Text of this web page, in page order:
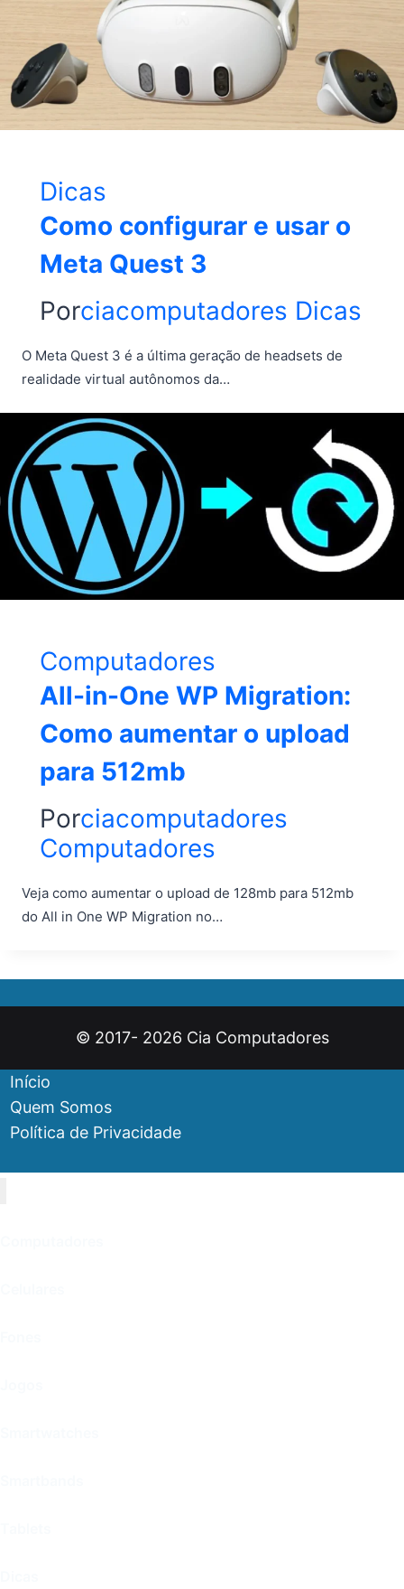
Dicas
Como configurar e usar o
Meta Quest 3
Porciacomputadores Dicas
O Meta Quest 3 é a última geração de headsets de
realidade virtual autônomos da…
Computadores
All-in-One WP Migration:
Como aumentar o upload
para 512mb
Porciacomputadores
Computadores
Veja como aumentar o upload de 128mb para 512mb
do All in One WP Migration no…
© 2017- 2026 Cia Computadores
Início
Quem Somos
Política de Privacidade